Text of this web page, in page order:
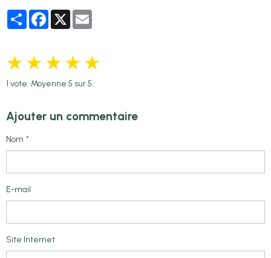
PartagerFacebook
X
★★★★★
1 vote. Moyenne 5 sur 5.
Ajouter un commentaire
Nom
E-mail
Site Internet